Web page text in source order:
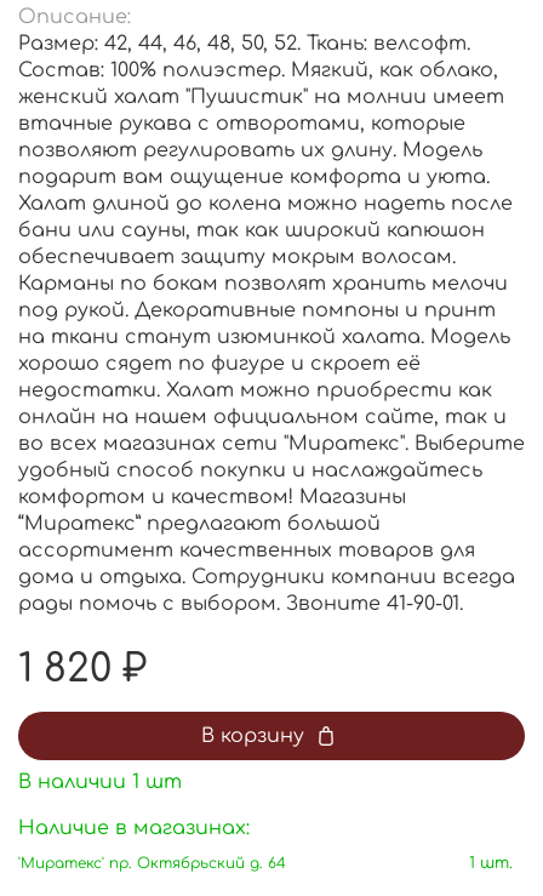
Описание:
Размер: 42, 44, 46, 48, 50, 52. Ткань: велсофт.
Состав: 100% полиэстер. Мягкий, как облако,
женский халат "Пушистик" на молнии имеет
втачные рукава с отворотами, которые
позволяют регулировать их длину. Модель
подарит вам ощущение комфорта и уюта.
Халат длиной до колена можно надеть после
бани или сауны, так как широкий капюшон
обеспечивает защиту мокрым волосам.
Карманы по бокам позволят хранить мелочи
под рукой. Декоративные помпоны и принт
на ткани станут изюминкой халата. Модель
хорошо сядет по фигуре и скроет её
недостатки. Халат можно приобрести как
онлайн на нашем официальном сайте, так и
во всех магазинах сети "Миратекс". Выберите
удобный способ покупки и наслаждайтесь
комфортом и качеством! Магазины
“Миратекс” предлагают большой
ассортимент качественных товаров для
дома и отдыха. Сотрудники компании всегда
рады помочь с выбором. Звоните 41-90-01.
1 820 ₽
В корзину
В наличии 1 шт
Наличие в магазинах:
'Миратекс' пр. Октябрьский д. 64 1 шт.